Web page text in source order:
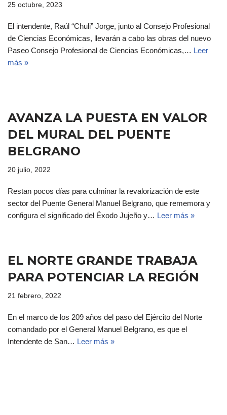
25 octubre, 2023
El intendente, Raúl “Chuli” Jorge, junto al Consejo Profesional
de Ciencias Económicas, llevarán a cabo las obras del nuevo
Paseo Consejo Profesional de Ciencias Económicas,… Leer
más »
AVANZA LA PUESTA EN VALOR
DEL MURAL DEL PUENTE
BELGRANO
20 julio, 2022
Restan pocos días para culminar la revalorización de este
sector del Puente General Manuel Belgrano, que rememora y
configura el significado del Éxodo Jujeño y… Leer más »
EL NORTE GRANDE TRABAJA
PARA POTENCIAR LA REGIÓN
21 febrero, 2022
En el marco de los 209 años del paso del Ejército del Norte
comandado por el General Manuel Belgrano, es que el
Intendente de San… Leer más »